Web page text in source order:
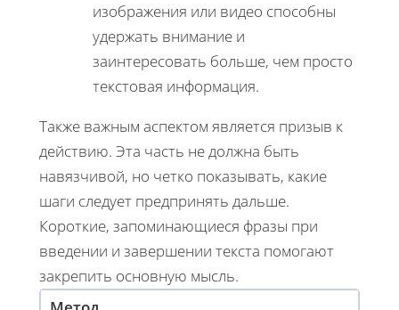
изображения или видео способны
удержать внимание и
заинтересовать больше, чем просто
текстовая информация.
Также важным аспектом является призыв к
действию. Эта часть не должна быть
навязчивой, но четко показывать, какие
шаги следует предпринять дальше.
Короткие, запоминающиеся фразы при
введении и завершении текста помогают
закрепить основную мысль.